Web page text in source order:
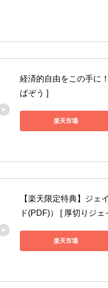
経済的自由をこの手に
ぱぞう ]
楽天市場
【楽天限定特典】ジェ
ド(PDF)） [ 厚切りジェ
楽天市場